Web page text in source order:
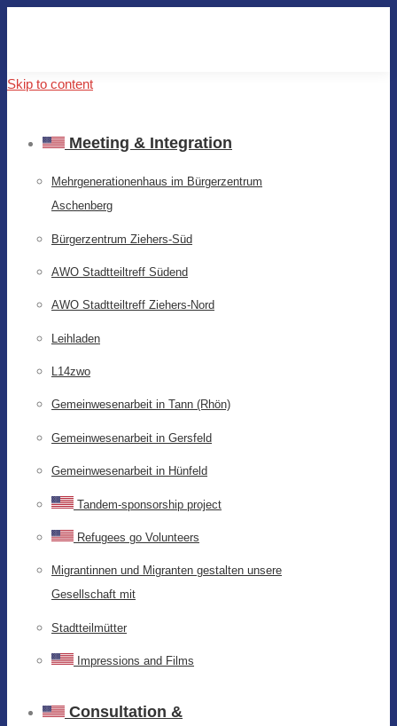
Skip to content
Meeting & Integration
Mehrgenerationenhaus im Bürgerzentrum
Aschenberg
Bürgerzentrum Ziehers-Süd
AWO Stadtteiltreff Südend
AWO Stadtteiltreff Ziehers-Nord
Leihladen
L14zwo
Gemeinwesenarbeit in Tann (Rhön)
Gemeinwesenarbeit in Gersfeld
Gemeinwesenarbeit in Hünfeld
Tandem-sponsorship project
Refugees go Volunteers
Migrantinnen und Migranten gestalten unsere
Gesellschaft mit
Stadtteilmütter
Impressions and Films
Consultation &